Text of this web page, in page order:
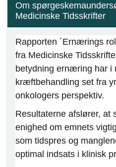
Om
Medicinske Tidsskrifter
Rapporten ´Ernærings
fra Medicinske
betydning ernæring har i
kræftbehandling set fra
onkologers perspektiv.
Resultaterne afslører, at
enighed om emnets
som tidspres og
optimal indsats i klinisk